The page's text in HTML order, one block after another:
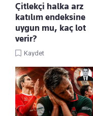
Çitlekçi halka arz
katılım endeksine
uygun mu, kaç lot
verir?
Kaydet